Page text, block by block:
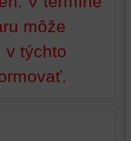
môže
v týchto